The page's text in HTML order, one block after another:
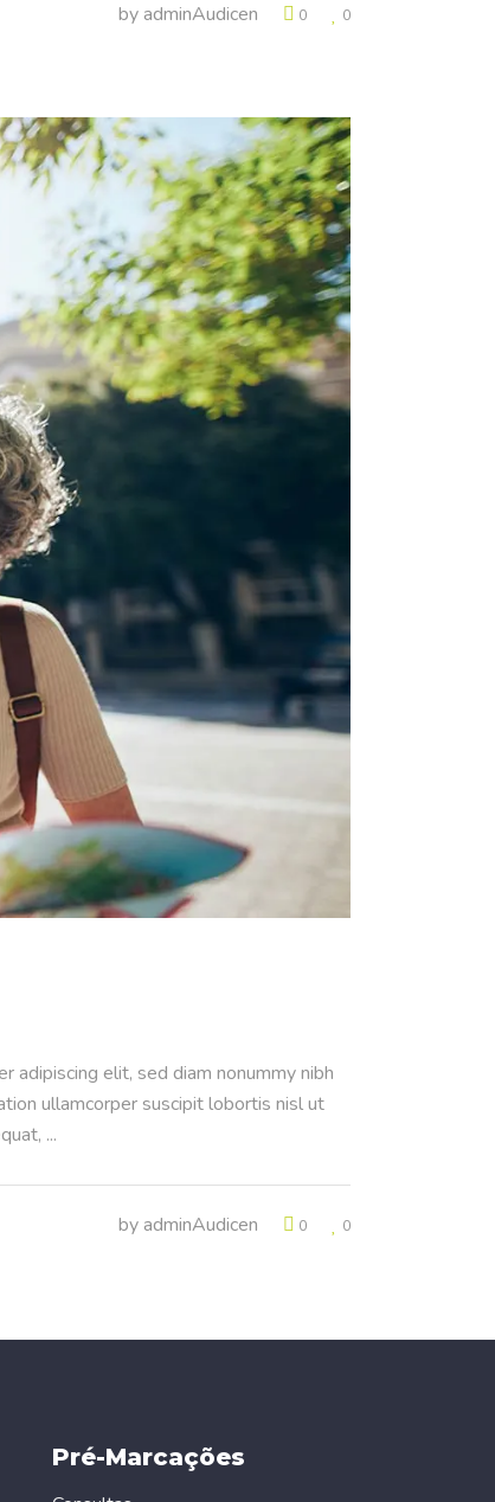
byadminAudicen 0 0
adipiscing elit, sed diam nonummy nibh
ullamcorper suscipit lobortis nisl ut
byadminAudicen 0 0
Pré-Marcações